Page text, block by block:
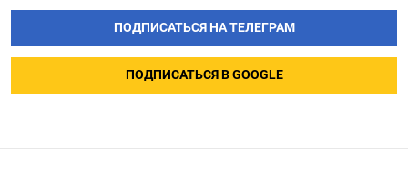
ПОДПИСАТЬСЯ НА ТЕЛЕГРАМ
ПОДПИСАТЬСЯ В GOOGLE